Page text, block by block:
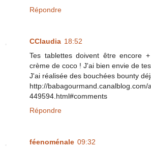
Répondre
CClaudia 18:52
Tes tablettes doivent être encore
crème de coco ! J'ai bien envie de
J'ai réalisée des bouchées bounty
http://babagourmand.canalblog.com/
449594.html#comments
Répondre
féenoménale 09:32